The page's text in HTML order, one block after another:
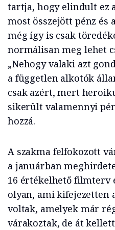
tartja, hogy elindult ez
most összejött pénz és
még így is csak
normálisan meg lehet
„Nehogy valaki azt
a független alkotók
csak azért, mert
sikerült valamennyi
hozzá.
A szakma felfokozott
a januárban
16 értékelhető filmterv
olyan, ami kifejezetten
voltak, amelyek már
várakoztak, de át